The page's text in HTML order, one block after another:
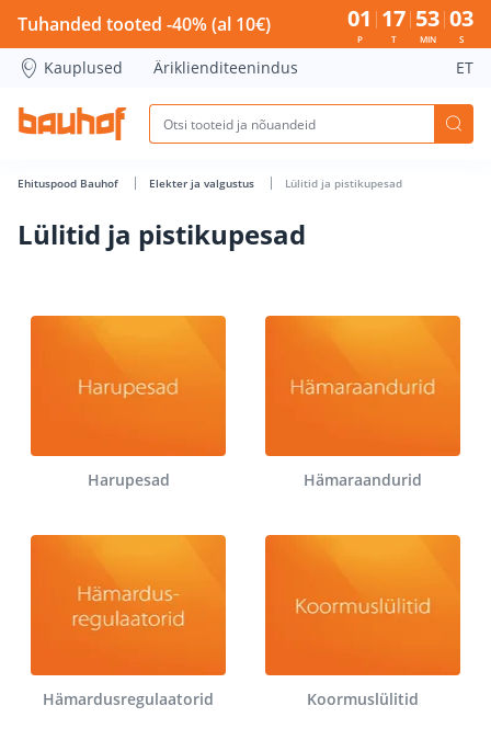
Lülitid ja pistikupesad - Bauhof has loaded
Tuhanded tooted -40% (al 10€) 01
P
17
T
53
MIN
03
S
Kauplused Äriklienditeenindus ET
Ehituspood Bauhof Elekter ja valgustus Lülitid ja pistikupesad
Lülitid ja pistikupesad
Harupesad Hämaraandurid
Hämardusregulaatorid Koormuslülitid